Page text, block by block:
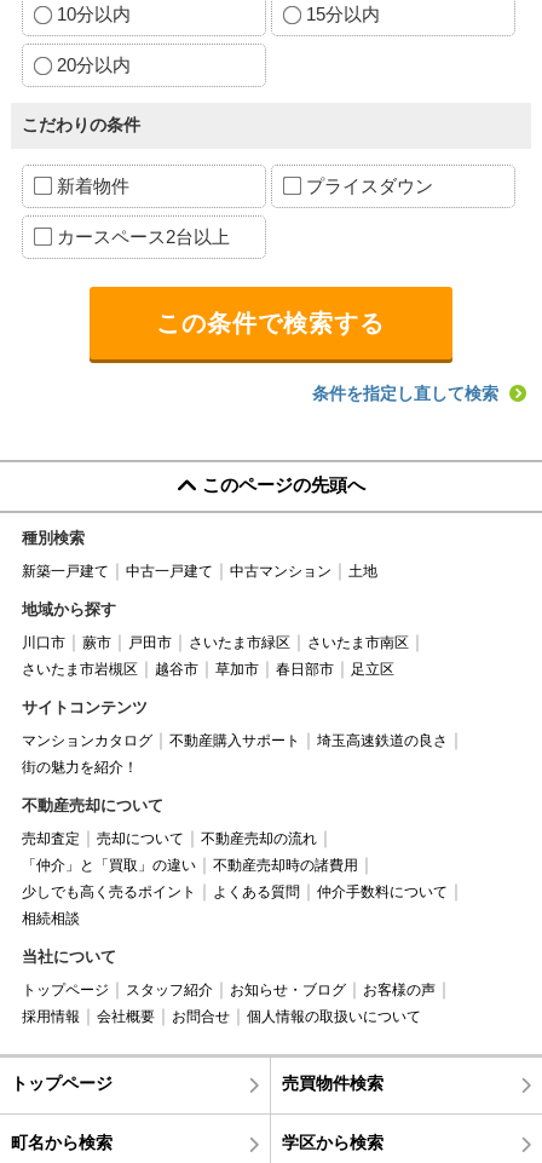
10分以内 15分以内
20分以内
こだわりの条件
新着物件 プライスダウン
カースペース2台以上
条件を指定し直して検索
このページの先頭へ
種別検索
新築一戸建て 中古一戸建て 中古マンション 土地
地域から探す
川口市 蕨市 戸田市 さいたま市緑区
さいたま市南区
さいたま市岩槻区
越谷市 草加市 春日部市 足立区
サイトコンテンツ
マンションカタログ 不動産購入サポート
埼玉高速鉄道の良さ
街の魅力を紹介！
不動産売却について
売却査定 売却について
不動産売却の流れ
「仲介」と「買取」の違い
不動産売却時の諸費用
少しでも高く売るポイント
よくある質問
仲介手数料について
相続相談
当社について
トップページ スタッフ紹介 お知らせ・ブログ
お客様の声
採用情報
会社概要 お問合せ 個人情報の取扱いについて
トップページ 売買物件検索
町名から検索 学区から検索